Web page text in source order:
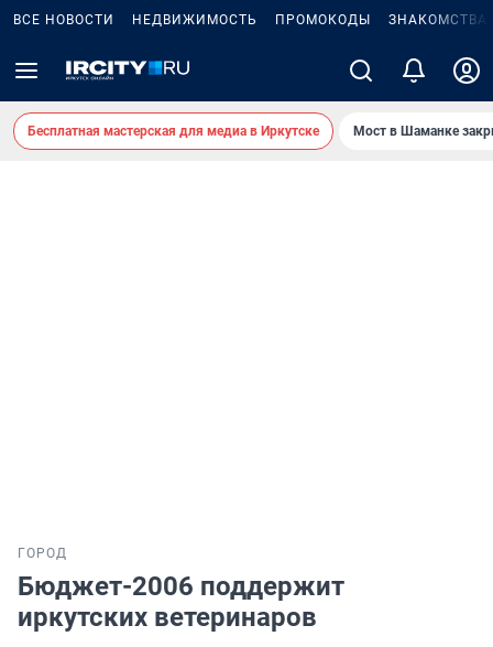
ВСЕ НОВОСТИ НЕДВИЖИМОСТЬ ПРОМОКОДЫ ЗНАКОМСТВА
Бесплатная мастерская для медиа в Иркутске Мост в Шаманке
ГОРОД
Бюджет-2006 поддержит
иркутских ветеринаров